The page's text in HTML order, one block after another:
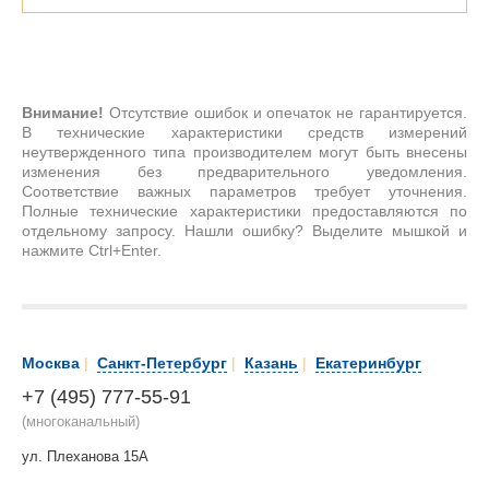
Внимание! Отсутствие ошибок и опечаток не гарантируется.
В технические характеристики средств измерений
неутвержденного типа производителем могут быть внесены
изменения без предварительного уведомления.
Соответствие важных параметров требует уточнения.
Полные технические характеристики предоставляются по
отдельному запросу. Нашли ошибку? Выделите мышкой и
нажмите Ctrl+Enter.
Москва | Санкт-Петербург | Казань | Екатеринбург
+7 (495) 777-55-91
(многоканальный)
ул. Плеханова 15А